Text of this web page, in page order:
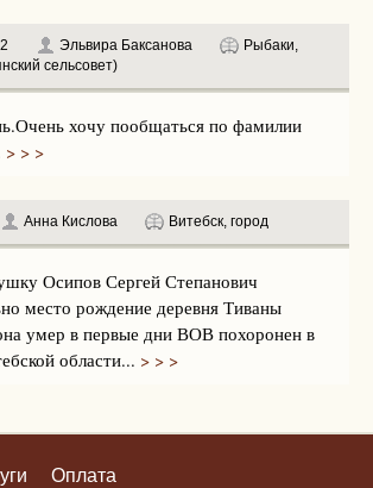
Эльвира Баксанова
Рыбаки,
сельсовет)
хочу пообщаться по фамилии
> > >
Анна Кислова Витебск, город
Осипов Сергей Степанович
место рождение деревня Тиваны
умер в первые дни ВОВ похоронен в
области... > > >
Оплата